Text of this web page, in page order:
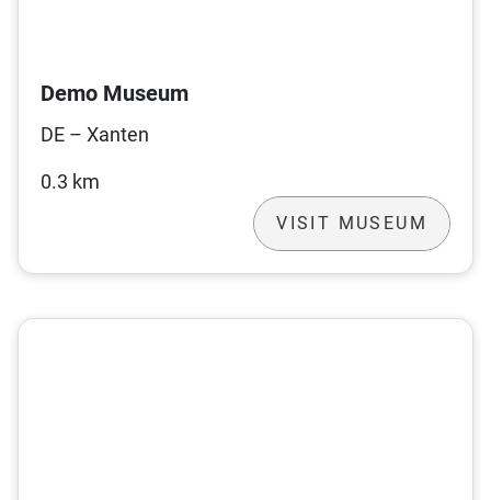
Demo Museum
DE – Xanten
0.3 km
VISIT MUSEUM